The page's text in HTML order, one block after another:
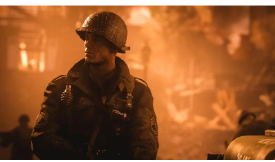
no significa que veremos el lado de la historia de
los chicos malos. […]